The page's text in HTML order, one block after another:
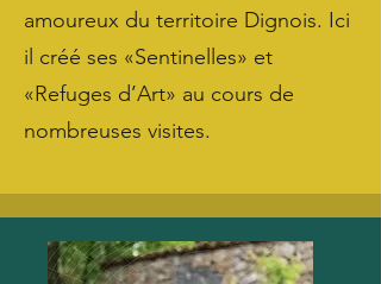
amoureux du territoire Dignois. Ici
il créé ses «Sentinelles» et
«Refuges d’Art» au cours de
nombreuses visites.